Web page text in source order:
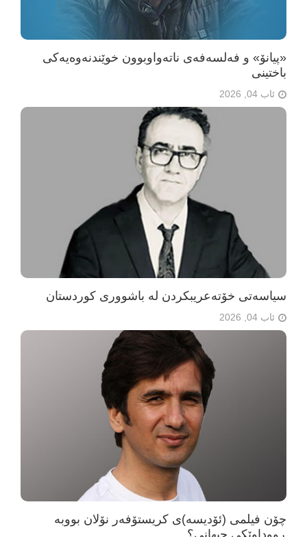
«پیانۆ» و فەلسەفەی ناتەواوبوون خوێندنەوەیەکی
باختینی
ئاب 04, 2026
سیاسەتی خۆتەعریبکردن لە باشووری کوردستان
ئاب 04, 2026
چۆن فیلمی (ئۆدیسە)ی کریستۆفەر نۆلان بووبە